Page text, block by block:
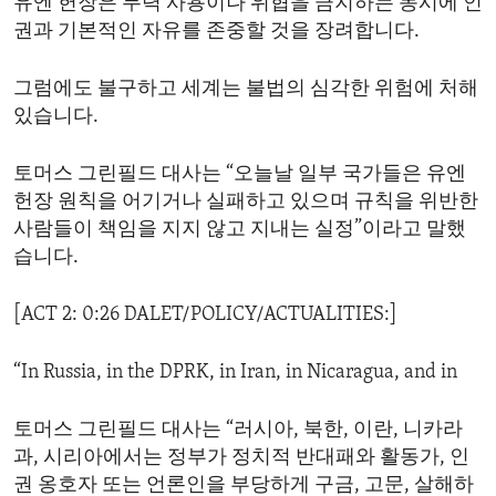
권과 기본적인 자유를 존중할 것을 장려합니다.
그럼에도 불구하고 세계는 불법의 심각한 위험에 처해
있습니다.
토머스 그린필드 대사는 “오늘날 일부 국가들은 유엔
헌장 원칙을 어기거나 실패하고 있으며 규칙을 위반한
사람들이 책임을 지지 않고 지내는 실정”이라고 말했
습니다.
[ACT 2: 0:26 DALET/POLICY/ACTUALITIES:]
“In Russia, in the DPRK, in Iran, in Nicaragua, and in
토머스 그린필드 대사는 “러시아, 북한, 이란, 니카라
과, 시리아에서는 정부가 정치적 반대패와 활동가, 인
권 옹호자 또는 언론인을 부당하게 구금, 고문, 살해하